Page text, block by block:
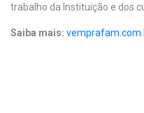
trabalho da Instituição e dos
Saiba mais: